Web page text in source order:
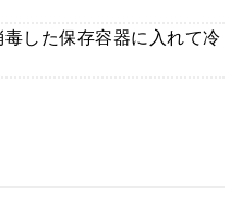
した保存容器に入れて冷